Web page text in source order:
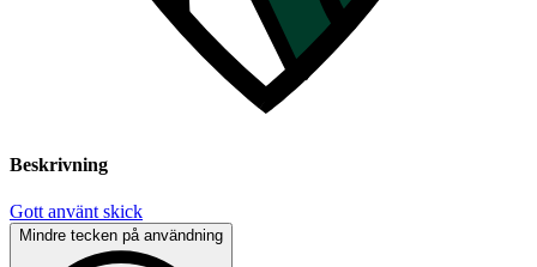
Beskrivning
Gott använt skick
Mindre tecken på användning